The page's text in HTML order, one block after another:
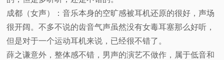
成都（女声）：音乐本身的空旷感被耳机还原的很好，声场
很开阔。不多不说的齿音气声虽然没有女毒耳塞那么好听，
但是对于一个运动耳机来说，已经很不错了。
薛之谦意外，整体感不错，男声的演艺不做作，属于低音和